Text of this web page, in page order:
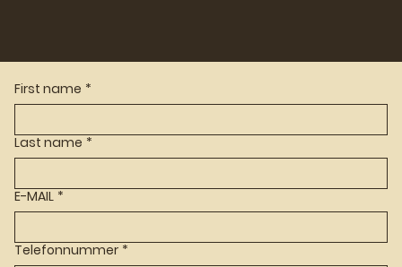
First name *
Last name *
E-MAIL *
Telefonnummer *